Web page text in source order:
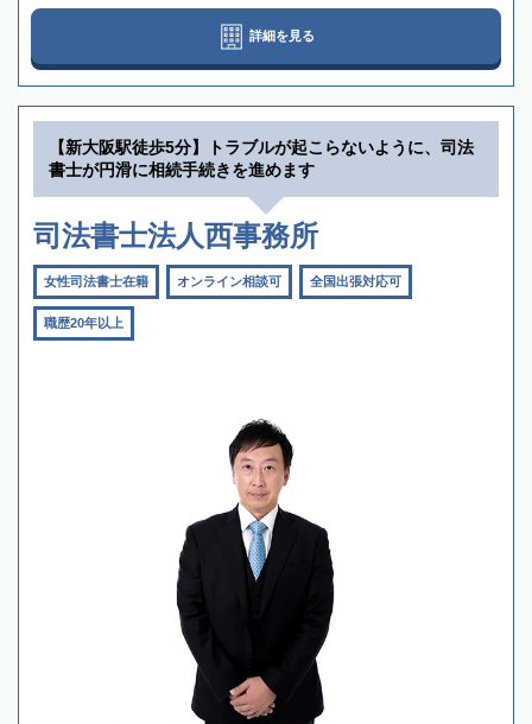
詳細を見る
【新大阪駅徒歩5分】トラブルが起こらないように、司法
書士が円滑に相続手続きを進めます
司法書士法人西事務所
女性司法書士在籍 オンライン相談可 全国出張対応可
職歴20年以上